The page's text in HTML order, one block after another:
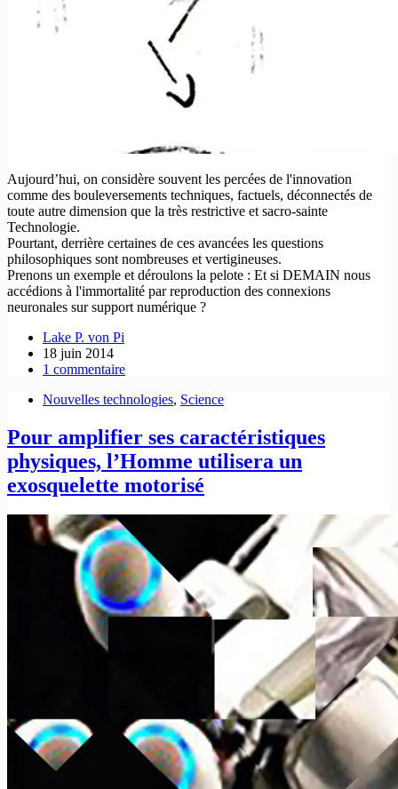
Aujourd’hui, on considère souvent les percées de l'innovation
comme des bouleversements techniques, factuels, déconnectés de
toute autre dimension que la très restrictive et sacro-sainte
Technologie.
Pourtant, derrière certaines de ces avancées les questions
philosophiques sont nombreuses et vertigineuses.
Prenons un exemple et déroulons la pelote : Et si DEMAIN nous
accédions à l'immortalité par reproduction des connexions
neuronales sur support numérique ?
Lake P. von Pi
18 juin 2014
1 commentaire
Nouvelles technologies, Science
Pour amplifier ses caractéristiques
physiques, l’Homme utilisera un
exosquelette motorisé